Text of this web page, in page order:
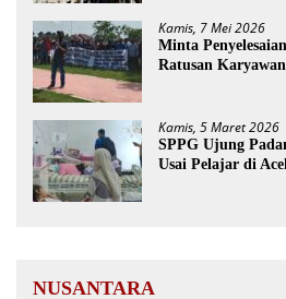
Kamis, 7 Mei 2026
Minta
Ratusan
Kamis, 5 Maret 2026
SPPG Ujung
Usai Pelajar di
NUSANTARA